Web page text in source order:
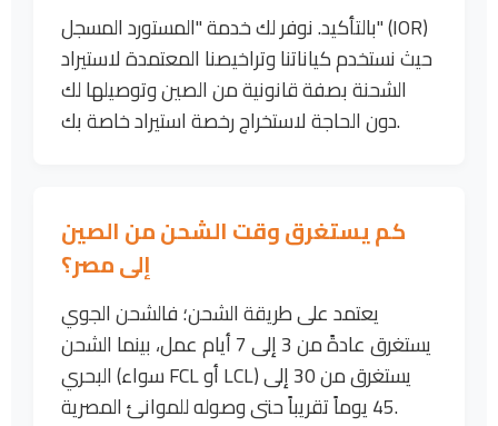
بالتأكيد. نوفر لك خدمة "المستورد المسجل" (IOR)
حيث نستخدم كياناتنا وتراخيصنا المعتمدة لاستيراد
الشحنة بصفة قانونية من الصين وتوصيلها لك
دون الحاجة لاستخراج رخصة استيراد خاصة بك.
كم يستغرق وقت الشحن من الصين
إلى مصر؟
يعتمد على طريقة الشحن؛ فالشحن الجوي
يستغرق عادةً من 3 إلى 7 أيام عمل، بينما الشحن
البحري (سواء FCL أو LCL) يستغرق من 30 إلى
45 يوماً تقريباً حتى وصوله للموانئ المصرية.